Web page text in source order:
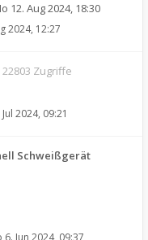
12. Aug 2024, 18:30
2024, 12:27
Zugriffe
2024, 09:21
Schweißgerät
6. Jun 2024, 09:37